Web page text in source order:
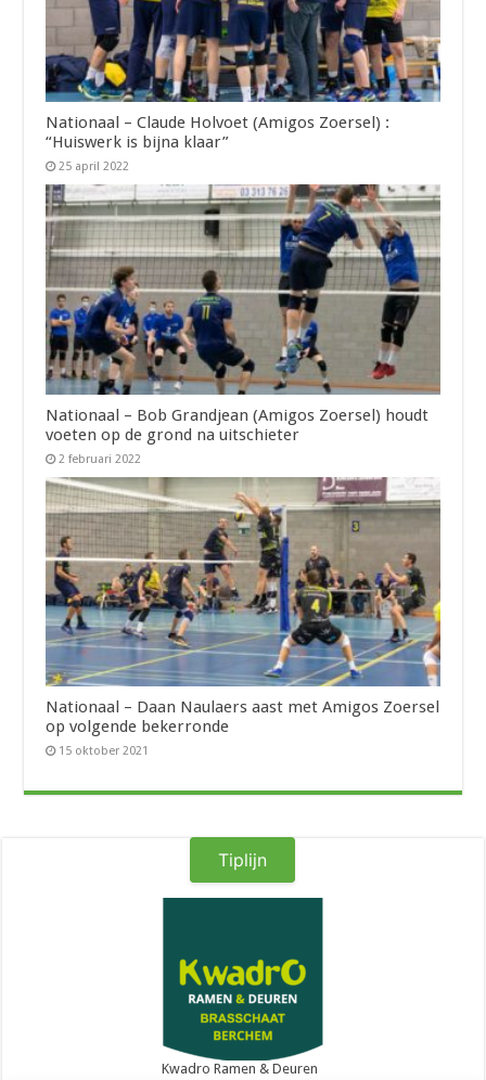
Nationaal – Claude Holvoet (Amigos Zoersel) :
“Huiswerk is bijna klaar”
25 april 2022
Nationaal – Bob Grandjean (Amigos Zoersel) houdt
voeten op de grond na uitschieter
2 februari 2022
Nationaal – Daan Naulaers aast met Amigos Zoersel
op volgende bekerronde
15 oktober 2021
Tiplijn
Kwadro Ramen & Deuren